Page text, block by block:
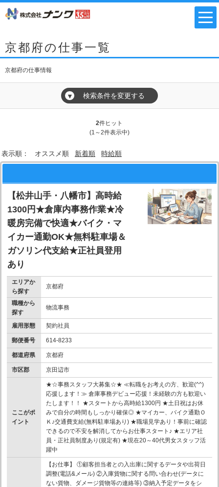
京都府の仕事一覧
京都府の仕事情報
▼ 検索条件を変更する
2件ヒット
(1～2件表示中)
表示順： オススメ順 新着順 時給順
【松井山手・八幡市】高時給
1300円★倉庫内事務作業★冷
暖房完備で快適★バイク・マ
イカー通勤OK★無料駐車場＆
ガソリン代支給★正社員登用
あり
エリアか
ら探す
京都府
職種から
探す
物流事務
雇用形態 契約社員
郵便番号 614-8233
都道府県 京都府
市区郡 京田辺市
ここがポ
イント
★☆事務スタッフ大募集☆★ ≪転職をお考えの方、歓迎(^^)
応援します！≫ 倉庫事務デビュー応援！未経験の方も歓迎い
たします！！ ★スタートから高時給1300円 ★土日祝はお休
みで自分の時間もしっかり確保◎ ★マイカー、バイク通勤Ｏ
Ｋ♪交通費支給(無料駐車場あり) ★職場見学あり！事前に確認
できるので不安を解消してからお仕事スタート♪ ★エリア社
員・正社員制度あり(規定有) ★現在20～40代男女スタッフ活
躍中
【お仕事】 ①顧客担当者との入出庫に関するデータや出荷日
調整(電話&メール) ②入庫貨物に関する問い合わせ(データに
ない貨物、ダメージ貨物等の連絡等) ③納入予定データをシ